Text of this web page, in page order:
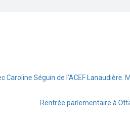
Séguin de l’ACEF Lanaudière.
Rentrée parlementaire à